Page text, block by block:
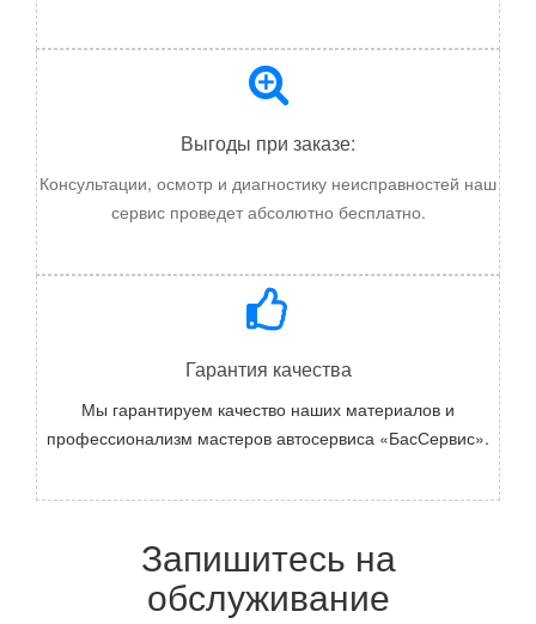
Выгоды при заказе:
Консультации, осмотр и диагностику неисправностей наш
сервис проведет абсолютно бесплатно.
Гарантия качества
Мы гарантируем качество наших материалов и
профессионализм мастеров автосервиса «БасСервис».
Запишитесь на
обслуживание